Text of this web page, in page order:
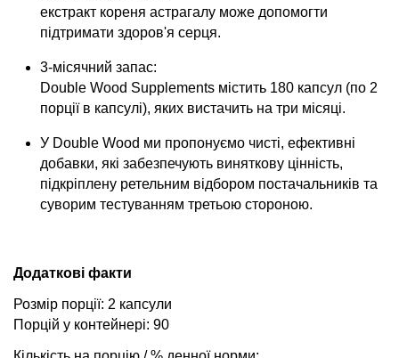
екстракт кореня астрагалу може допомогти
підтримати здоров'я серця.
3-місячний запас:
Double Wood Supplements містить 180 капсул (по 2
порції в капсулі), яких вистачить на три місяці.
У Double Wood ми пропонуємо чисті, ефективні
добавки, які забезпечують виняткову цінність,
підкріплену ретельним відбором постачальників та
суворим тестуванням третьою стороною.
Додаткові факти
Розмір порції: 2 капсули
Порцій у контейнері: 90